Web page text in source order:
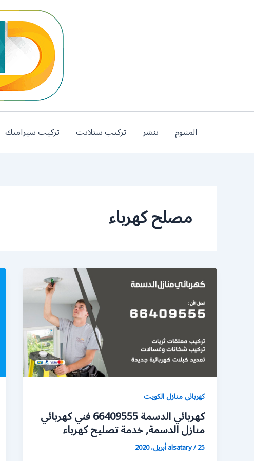
المنيوم بنشر تركيب ستلايت تركيب سيراميك
مصلح كهرباء
كهربائي منازل الكويت
كهربائي الدسمة 66409555 فني كهربائي
منازل الدسمة, خدمة تصليح كهرباء
alsatary/25 أبريل، 2020